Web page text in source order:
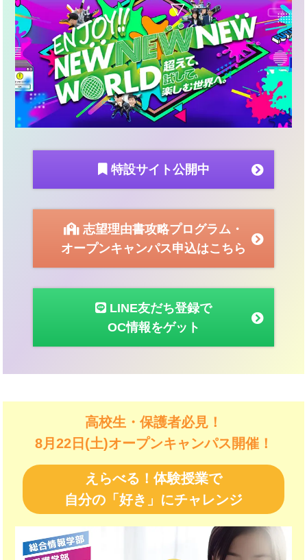
特設サイト公開中
志望理由書攻略プログラム・
オープンキャンパス申込はこちら
LINE友だち登録で
OC情報をゲット
高校生・保護者必見！
8月22日(土)オープンキャンパス開催！
えらべる！体験授業で
自分の「好き」にチャレンジ